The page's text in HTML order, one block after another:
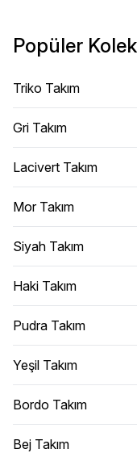
Popüler
Triko Takım
Gri Takım
Lacivert Takım
Mor Takım
Siyah Takım
Haki Takım
Pudra Takım
Yeşil Takım
Bordo Takım
Bej Takım